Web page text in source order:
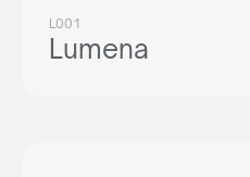
L001
Lumena